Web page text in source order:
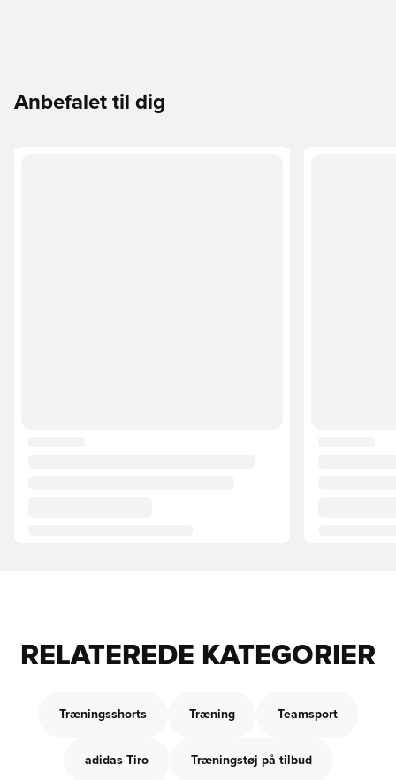
Anbefalet til dig
RELATEREDE KATEGORIER
Træningsshorts Træning Teamsport
adidas Tiro Træningstøj på tilbud